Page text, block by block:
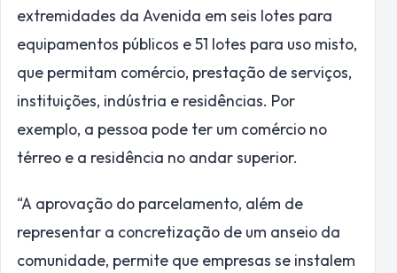
extremidades da Avenida em seis lotes para
equipamentos públicos e 51 lotes para uso misto,
que permitam comércio, prestação de serviços,
instituições, indústria e residências. Por
exemplo, a pessoa pode ter um comércio no
térreo e a residência no andar superior.
“A aprovação do parcelamento, além de
representar a concretização de um anseio da
comunidade, permite que empresas se instalem